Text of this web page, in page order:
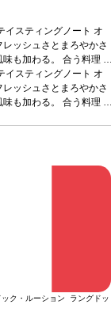
イスティングノート オ
ッシュさとまろやかさ
も加わる。 合う料理
またアペリティフにも
ニエ、マスカット認証
ージが在庫切れの場合、
イスティングノート オ
ッシュさとまろやかさ
も加わる。 合う料理
ジが在庫切れの場合、
変更されます、ご了承
ク・ルーション ラングドッ